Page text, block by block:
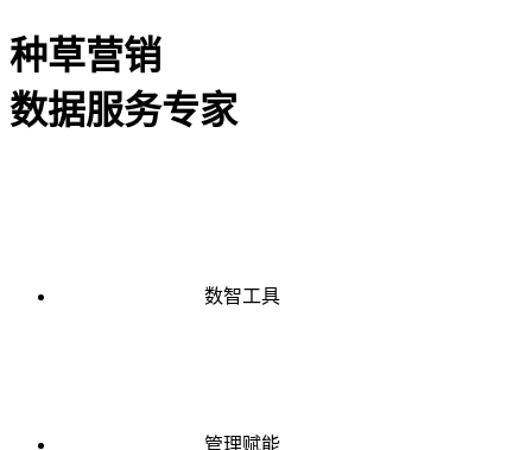
种草营销
数据服务专家
数智工具
管理赋能